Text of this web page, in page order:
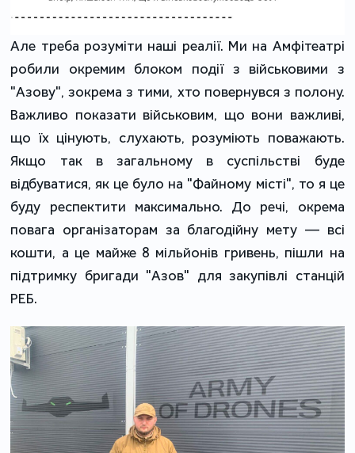
Але треба розуміти наші реалії. Ми на Амфітеатрі
робили окремим блоком події з військовими з
"Азову", зокрема з тими, хто повернувся з полону.
Важливо показати військовим, що вони важливі,
що їх цінують, слухають, розуміють поважають.
Якщо так в загальному в суспільстві буде
відбуватися, як це було на "Файному місті", то я це
буду респектити максимально. До речі, окрема
повага організаторам за благодійну мету — всі
кошти, а це майже 8 мільйонів гривень, пішли на
підтримку бригади "Азов" для закупівлі станцій
РЕБ.